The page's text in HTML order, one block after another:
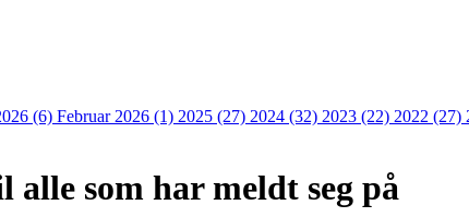
(6) Februar 2026 (1) 2025 (27) 2024 (32) 2023 (22) 2022 (27)
som har meldt seg på